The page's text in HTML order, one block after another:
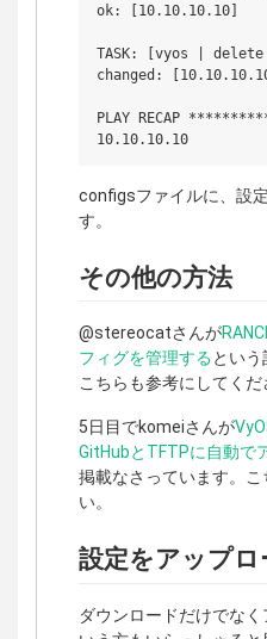
ok: [10.10.10.10]
TASK: [vyos |
changed:
PLAY RECAP
configsファイルに、設
す。
その他の方法
@stereocatさんが
フィグを管理するという
こちらも参考にしてくだ
5日目でkomeiさんが
GitHubとTFTPに自動で
掲載なさっています。
い。
設定をアップロ
ダウンロードだけでな